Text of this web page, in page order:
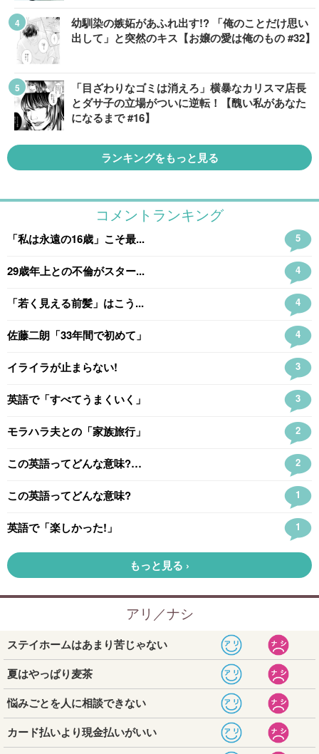
幼馴染の嫉妬があふれ出す!? 「俺のことだけ思い
出して」と突然のキス【お嬢の愛は俺のもの #32】
「目ざわりなゴミは消えろ」横暴なカリスマ店長
とダサ子の立場がついに逆転！【醜い私があなた
になるまで #16】
ランキングをもっと見る